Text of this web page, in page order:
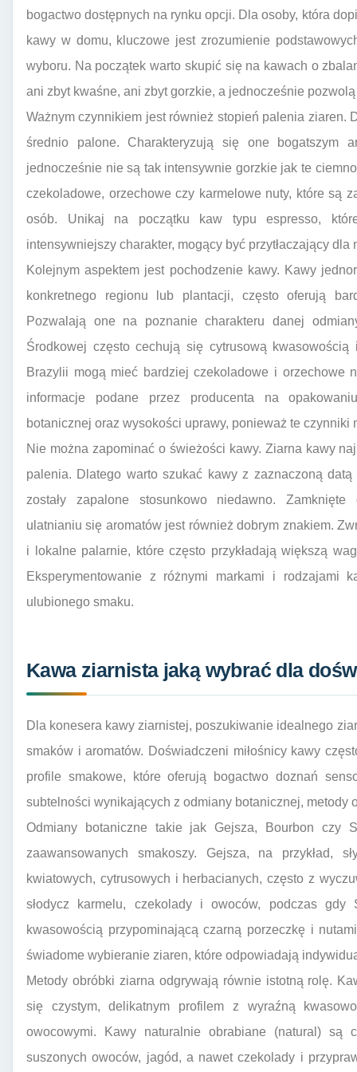
bogactwo dostępnych na rynku opcji. Dla osoby, która
kawy w domu, kluczowe jest zrozumienie
wyboru. Na początek warto skupić się na kawach o
ani zbyt kwaśne, ani zbyt gorzkie, a jednocześnie
Ważnym czynnikiem jest również stopień palenia ziaren.
średnio palone. Charakteryzują się one bogatszym
jednocześnie nie są tak intensywnie gorzkie jak te
czekoladowe, orzechowe czy karmelowe nuty, które są
osób. Unikaj na początku kaw typu espresso,
intensywniejszy charakter, mogący być przytłaczający
Kolejnym aspektem jest pochodzenie kawy. Kawy
konkretnego regionu lub plantacji, często oferują
Pozwalają one na poznanie charakteru danej
Środkowej często cechują się cytrusową
Brazylii mogą mieć bardziej czekoladowe i orzechowe
informacje podane przez producenta na
botanicznej oraz wysokości uprawy, ponieważ te czynniki
Nie można zapominać o świeżości kawy. Ziarna kawy
palenia. Dlatego warto szukać kawy z zaznaczoną
zostały zapalone stosunkowo niedawno.
ulatnianiu się aromatów jest również dobrym znakiem.
i lokalne palarnie, które często przykładają większą
Eksperymentowanie z różnymi markami i rodzajami
ulubionego smaku.
Kawa ziarnista jaką wybrać dla
Dla konesera kawy ziarnistej, poszukiwanie idealnego
smaków i aromatów. Doświadczeni miłośnicy kawy
profile smakowe, które oferują bogactwo doznań
subtelności wynikających z odmiany botanicznej, metody
Odmiany botaniczne takie jak Gejsza, Bourbon czy
zaawansowanych smakoszy. Gejsza, na przykład,
kwiatowych, cytrusowych i herbacianych, często z
słodycz karmelu, czekolady i owoców, podczas
kwasowością przypominającą czarną porzeczkę i
świadome wybieranie ziaren, które odpowiadają
Metody obróbki ziarna odgrywają równie istotną rolę.
się czystym, delikatnym profilem z wyraźną
owocowymi. Kawy naturalnie obrabiane (natural) są
suszonych owoców, jagód, a nawet czekolady i